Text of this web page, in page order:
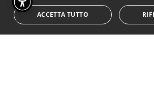
testo di Francesco Niccolini;
ACCETTA TUTTO